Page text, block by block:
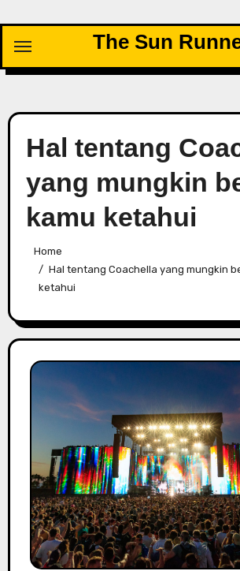
content
The Sun
Hal tentang
yang mungkin
kamu ketahui
Home
Hal tentang Coachella yang mungkin
ketahui